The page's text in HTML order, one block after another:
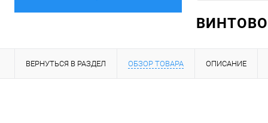
ВЕРНУТЬСЯ В РАЗДЕЛ ОБЗОР ТОВАРА ОПИСАНИЕ